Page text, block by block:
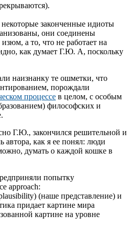
законченные идиоты
они соединены
а то, что не работает на
как думает Г.Ю. А, поскольку
наизнанку те ошметки, что
порождали
процессе в целом, с особым
философских и
Г.Ю., закончился решительной и
как я ее понял: люди
думать о каждой кошке в
попытку
approach:
(наше представление) и
придает картине мира
картине на уровне